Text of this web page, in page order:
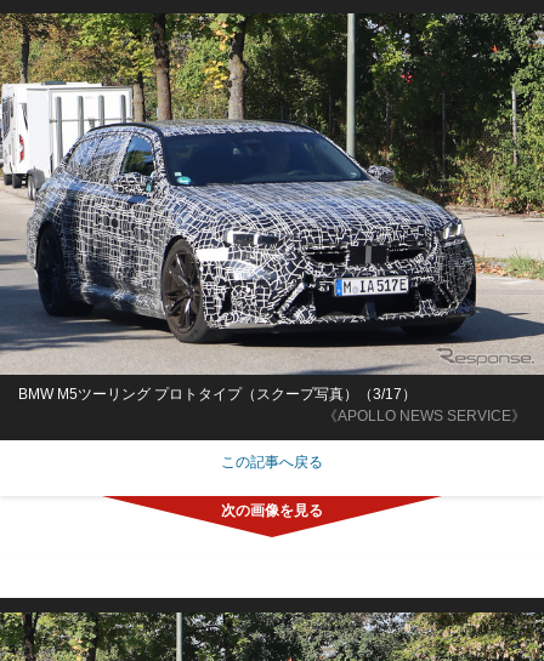
《APOLLO NEWS SERVICE》
BMW M5ツーリング プロトタイプ（スクープ写真）（3/17）
この記事へ戻る